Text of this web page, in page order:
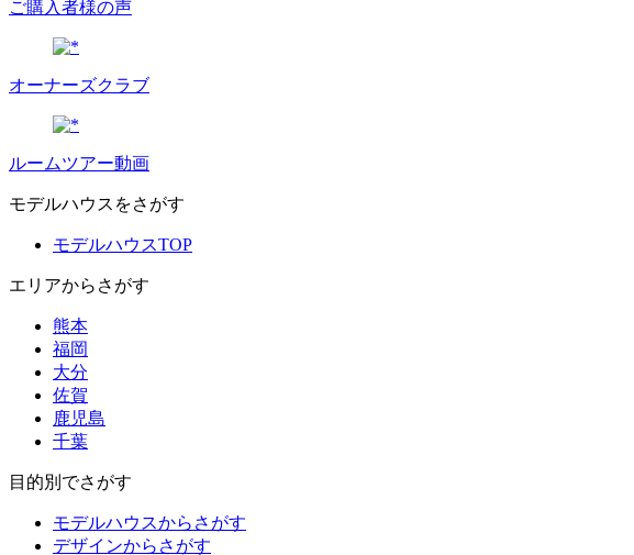
ご購入者様の声
オーナーズクラブ
ルームツアー動画
モデルハウスをさがす
モデルハウスTOP
エリアからさがす
熊本
福岡
大分
佐賀
鹿児島
千葉
目的別でさがす
モデルハウスからさがす
デザインからさがす